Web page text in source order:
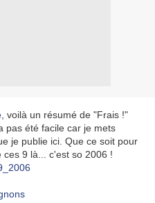
, voilà un résumé de "Frais !"
pas été facile car je mets
je publie ici. Que ce soit pour
9 là... c'est so 2006 !